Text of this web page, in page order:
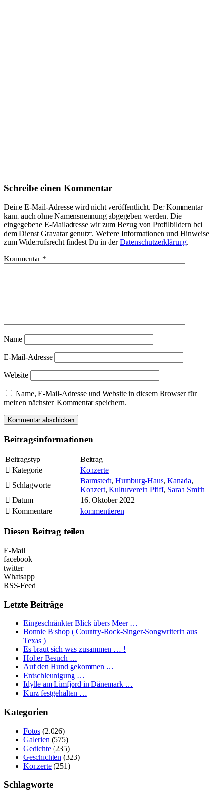
Schreibe einen Kommentar
Deine E-Mail-Adresse wird nicht veröffentlicht. Der Kommentar
kann auch ohne Namensnennung abgegeben werden. Die
eingegebene E-Mailadresse wir zum Bezug von Profilbildern bei
dem Dienst Gravatar genutzt. Weitere Informationen und Hinweise
zum Widerrufsrecht findest Du in derDatenschutzerklärung.
Kommentar *
Name
E-Mail-Adresse
Website
Name, E-Mail-Adresse und Website in diesem Browser für
meinen nächsten Kommentar speichern.
Beitragsinformationen
Beitragstyp
Beitrag
Kategorie
Konzerte
Schlagworte
Barmstedt, Humburg-Haus, Kanada,
Konzert, Kulturverein Pfiff, Sarah Smith
Datum
16. Oktober 2022
Kommentare
kommentieren
Diesen Beitrag teilen
E-Mail
facebook
twitter
Whatsapp
RSS-Feed
Letzte Beiträge
Eingeschränkter Blick übers Meer …
Bonnie Bishop ( Country-Rock-Singer-Songwriterin aus
Texas )
Es braut sich was zusammen … !
Hoher Besuch …
Auf den Hund gekommen …
Entschleunigung …
Idylle am Limfjord in Dänemark …
Kurz festgehalten …
Kategorien
Fotos (2.026)
Galerien (575)
Gedichte (235)
Geschichten (323)
Konzerte (251)
Schlagworte